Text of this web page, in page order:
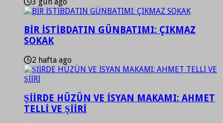
BİR İSTİBDATIN GÜNBATIMI: ÇIKMAZ
SOKAK
2 hafta ago
ŞİİRDE HÜZÜN VE İSYAN MAKAMI: AHMET
TELLİ VE ŞİİRİ